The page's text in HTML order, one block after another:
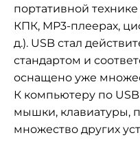
портативной
КПК, MP3-плеерах,
д.). USB стал
стандартом и
оснащено уже
К компьютеру по
мышки, клавиатуры,
множество других